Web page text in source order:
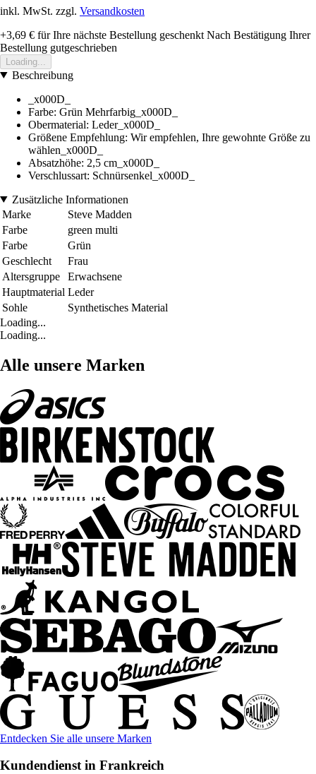
inkl. MwSt. zzgl. Versandkosten
+3,69 € für Ihre nächste Bestellung geschenkt Nach Bestätigung Ihrer
Bestellung gutgeschrieben
Loading...
Beschreibung
_x000D_
Farbe: Grün Mehrfarbig_x000D_
Obermaterial: Leder_x000D_
Größene Empfehlung: Wir empfehlen, Ihre gewohnte Größe zu
wählen_x000D_
Absatzhöhe: 2,5 cm_x000D_
Verschlussart: Schnürsenkel_x000D_
Zusätzliche Informationen
Marke
Steve Madden
Farbe
green multi
Farbe
Grün
Geschlecht
Frau
Altersgruppe
Erwachsene
Hauptmaterial Leder
Sohle
Synthetisches Material
Loading...
Loading...
Alle unsere Marken
Entdecken Sie alle unsere Marken
Kundendienst in Frankreich